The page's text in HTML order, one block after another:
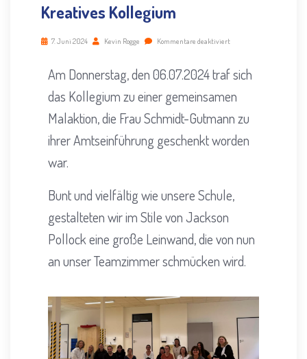
Kreatives Kollegium
7. Juni 2024 Kevin Rogge Kommentare deaktiviert
Am Donnerstag, den 06.07.2024 traf sich
das Kollegium zu einer gemeinsamen
Malaktion, die Frau Schmidt-Gutmann zu
ihrer Amtseinführung geschenkt worden
war.
Bunt und vielfältig wie unsere Schule,
gestalteten wir im Stile von Jackson
Pollock eine große Leinwand, die von nun
an unser Teamzimmer schmücken wird.